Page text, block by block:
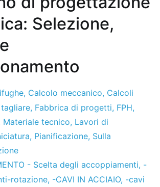
Selezione,
, Calcolo meccanico, Calcoli
tagliare, Fabbrica di progetti, FPH,
Materiale tecnico, Lavori di
, Pianificazione, Sulla
- Scelta degli accoppiamenti, -
rotazione, -CAVI IN ACCIAIO, -cavi